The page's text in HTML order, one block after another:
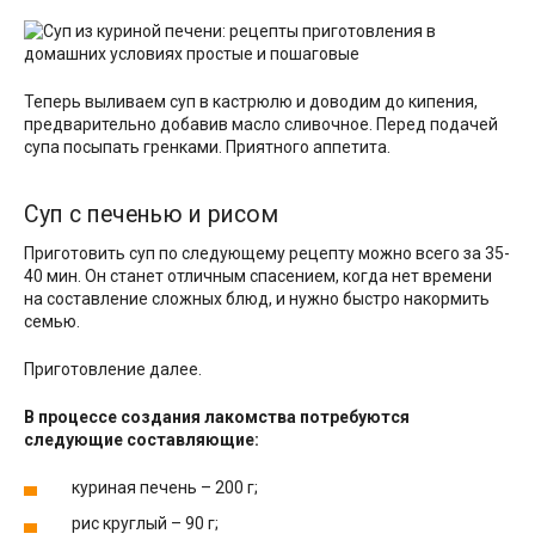
Теперь выливаем суп в кастрюлю и доводим до кипения,
предварительно добавив масло сливочное. Перед подачей
супа посыпать гренками. Приятного аппетита.
Суп с печенью и рисом
Приготовить суп по следующему рецепту можно всего за 35-
40 мин. Он станет отличным спасением, когда нет времени
на составление сложных блюд, и нужно быстро накормить
семью.
Приготовление далее.
В процессе создания лакомства потребуются
следующие составляющие:
куриная печень – 200 г;
рис круглый – 90 г;